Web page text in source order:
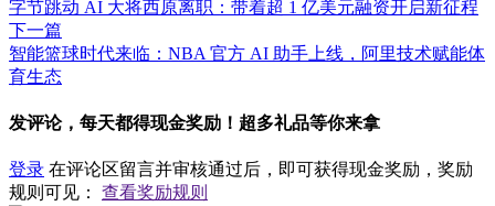
字节跳动 AI 大将西原离职：带着超 1 亿美元融资开启新征程
下一篇
智能篮球时代来临：NBA 官方 AI 助手上线，阿里技术赋能体
育生态
发评论，每天都得现金奖励！超多礼品等你来拿
登录 在评论区留言并审核通过后，即可获得现金奖励，奖励
规则可见： 查看奖励规则